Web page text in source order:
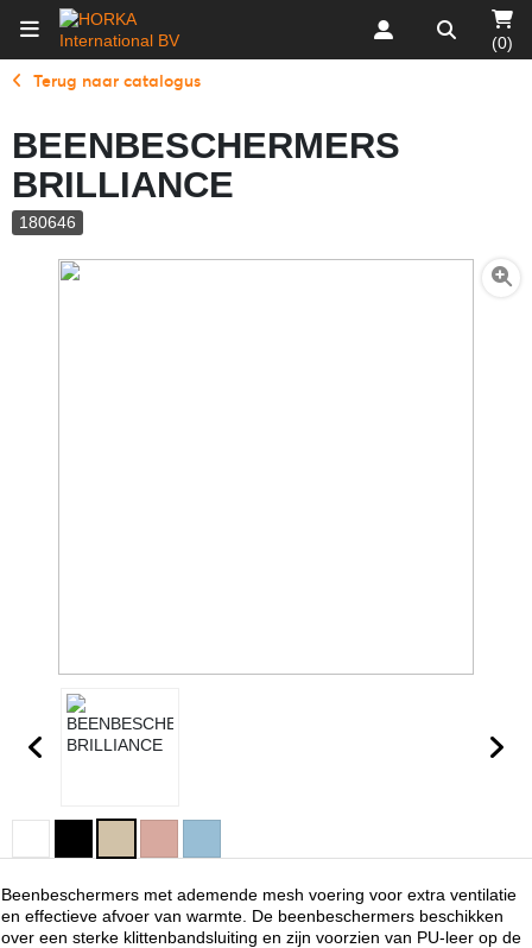
(0)
Terug naar catalogus
BEENBESCHERMERS
BRILLIANCE
180646
Beenbeschermers met ademende mesh voering voor extra ventilatie
en effectieve afvoer van warmte. De beenbeschermers beschikken
over een sterke klittenbandsluiting en zijn voorzien van PU-leer op de